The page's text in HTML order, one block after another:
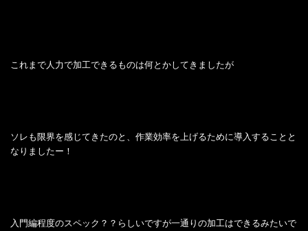
これまで人力で加工できるものは何とかしてきましたが
ソレも限界を感じてきたのと、作業効率を上げるために導入することと
なりましたー！
入門編程度のスペック？？らしいですが一通りの加工はできるみたいで